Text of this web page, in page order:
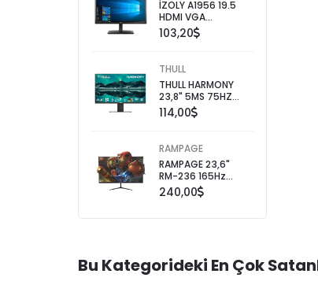
İZOLY A1956 19.5
HDMI VGA
MONİTÖR
103,20
THULL
THULL HARMONY
23,8" 5MS 75HZ
FREESYNC FHD
(HDMI+VGA) IPS
MONİTÖR
114,00
RAMPAGE
RAMPAGE 23,6"
RM-236 165Hz
HDMI IPS FULL HD
GAMİNG MONİTÖR
240,00
Bu Kategorideki En Çok